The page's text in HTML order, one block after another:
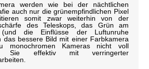
werden wie bei der nächtlichen
auch nur die grünempfindlichen Pixel
somit zwar weiterhin von der
des Teleskops, das Grün am
die Einflüsse der Luftunruhe
das bessere Bild mit einer Farbkamera
monochromen Kameras nicht voll
Sie effektiv mit verringerter